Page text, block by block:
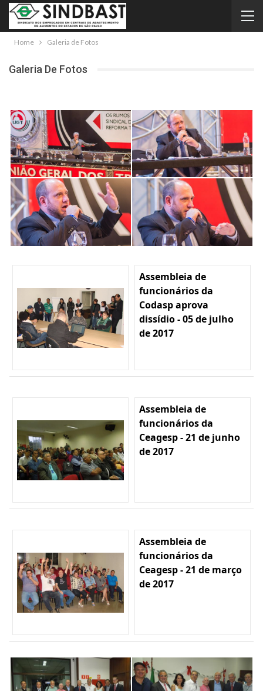
Home Galeria de Fotos
Galeria De Fotos
Assembleia de
funcionários da
Codasp aprova
dissídio - 05 de julho
de 2017
Assembleia de
funcionários da
Ceagesp - 21 de junho
de 2017
Assembleia de
funcionários da
Ceagesp - 21 de março
de 2017